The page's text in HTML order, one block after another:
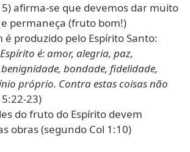
afirma-se que devemos dar muito
permaneça (fruto bom!)
é produzido pelo Espírito Santo:
é: amor, alegria, paz,
bondade, fidelidade,
próprio. Contra estas coisas não
23)
do fruto do Espírito devem
obras (segundo Col 1:10)